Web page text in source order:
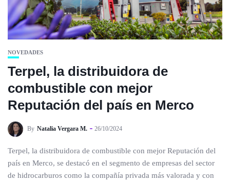
NOVEDADES
Terpel, la distribuidora de
combustible con mejor
Reputación del país en Merco
By Natalia Vergara M. 26/10/2024
Terpel, la distribuidora de combustible con mejor Reputación del
país en Merco, se destacó en el segmento de empresas del sector
de hidrocarburos como la compañía privada más valorada y con